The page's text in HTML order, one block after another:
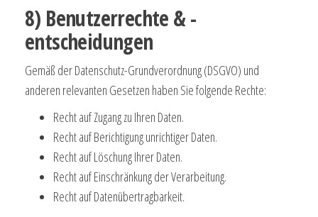
8) Benutzerrechte & -
entscheidungen
Gemäß der Datenschutz-Grundverordnung (DSGVO) und
anderen relevanten Gesetzen haben Sie folgende Rechte:
Recht auf Zugang zu Ihren Daten.
Recht auf Berichtigung unrichtiger Daten.
Recht auf Löschung Ihrer Daten.
Recht auf Einschränkung der Verarbeitung.
Recht auf Datenübertragbarkeit.